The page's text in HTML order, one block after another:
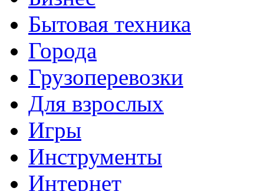
Бытовая техника
Города
Грузоперевозки
Для взрослых
Игры
Инструменты
Интернет